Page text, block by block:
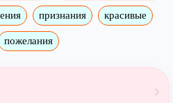
признания красивые
пожелания